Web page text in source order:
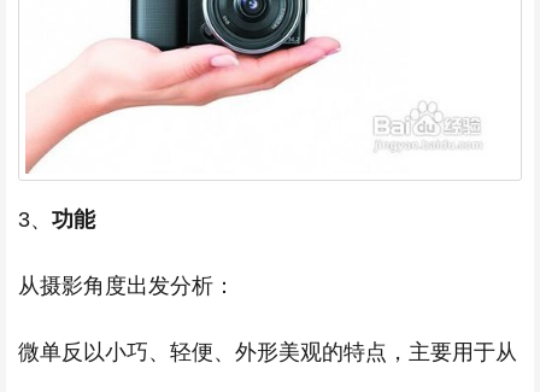
3、 功能
从摄影角度出发分析：
微单反以小巧、轻便、外形美观的特点，主要用于从